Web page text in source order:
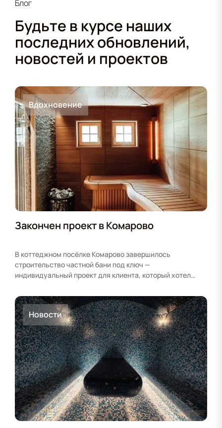
Блог
Будьте в курсе наших
последних обновлений,
новостей и проектов
Вдохновение
Закончен проект в Комарово
В коттеджном посёлке Комарово завершилось
строительство частной бани под ключ —
индивидуальный проект для клиента, который хотел
Новости